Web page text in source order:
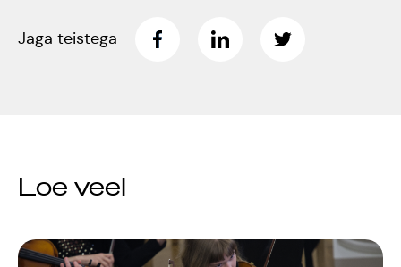
Vilniuses 2022
Jaga teistega
Loe veel